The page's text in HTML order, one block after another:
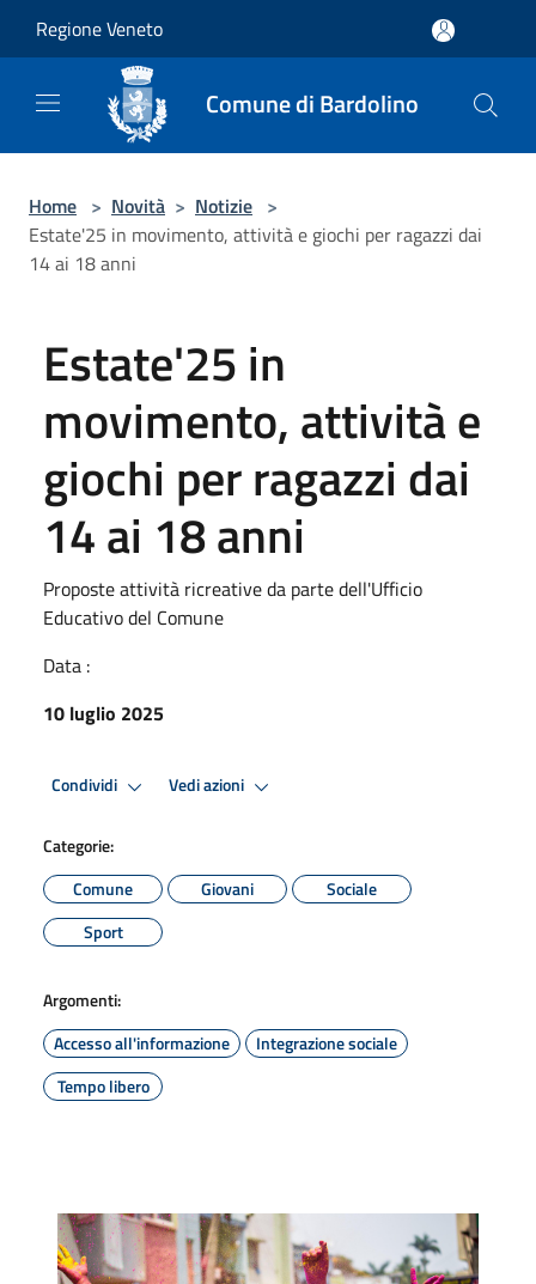
Regione Veneto
Comune di Bardolino
Home > Novità > Notizie >
Estate'25 in movimento, attività e giochi per ragazzi dai
14 ai 18 anni
Estate'25 in
movimento, attività e
giochi per ragazzi dai
14 ai 18 anni
Proposte attività ricreative da parte dell'Ufficio
Educativo del Comune
Data :
10 luglio 2025
Condividi Vedi azioni
Categorie:
Comune
Giovani
Sociale
Sport
Argomenti:
Accesso all'informazione
Integrazione sociale
Tempo libero